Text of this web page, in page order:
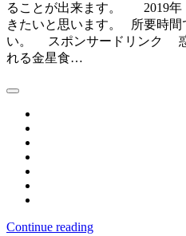
ることが出来ます。 2019
きたいと思います。 所要時
い。 スポンサードリンク
れる金星食…
Continue reading